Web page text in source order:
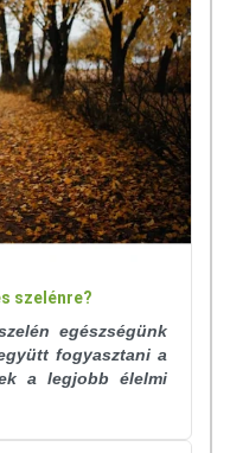
szelénre?
egészségünk
fogyasztani a
a legjobb élelmi